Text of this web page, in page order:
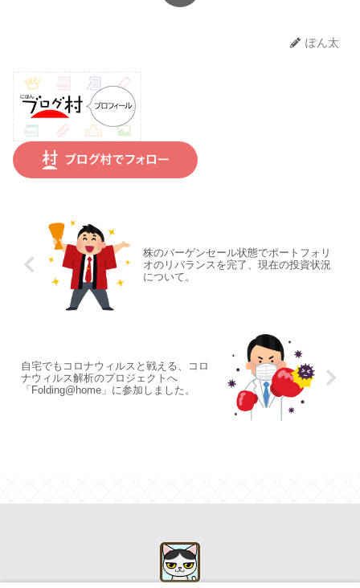
ぽん太
株のバーゲンセール状態でポートフォリ
オのリバランスを完了、現在の投資状況
について。
自宅でもコロナウィルスと戦える、コロ
ナウィルス解析のプロジェクトへ
「Folding@home」に参加しました。